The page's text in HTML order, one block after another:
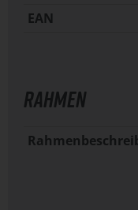
EAN
RAHMEN